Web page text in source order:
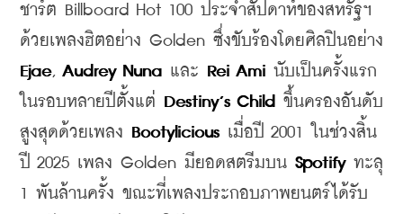
ชาร์ต Billboard Hot 100 ประจำสัปดาห์ของสหรัฐฯ
Ejae, Audrey Nuna และ Rei Ami นับเป็นครั้งแรก
ในรอบหลายปีตั้งแต่ Destiny’s Child
ขึ้นครองอันดับ
สูงสุดด้วยเพลง Bootylicious เมื่อปี 2001 ในช่วงสิ้น
ปี 2025 เพลง Golden มียอดสตรีมบน Spotify ทะลุ
1 พันล้านครั้ง ขณะที่เพลงประกอบภาพยนตร์ได้รับ